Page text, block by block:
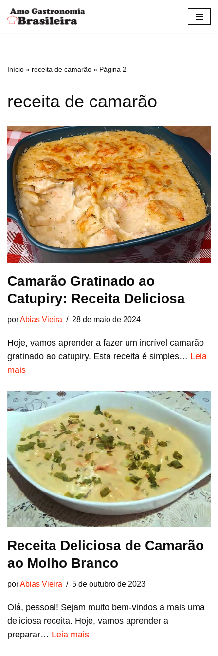
Pular
conteúdo
Início » receita de camarão » Página 2
receita de camarão
Camarão Gratinado ao
Catupiry: Receita Deliciosa
porAbias Vieira 28 de maio de 2024
Hoje, vamos aprender a fazer um incrível camarão
gratinado ao catupiry. Esta receita é simples… Leia
mais
Receita Deliciosa de Camarão
ao Molho Branco
porAbias Vieira 5 de outubro de 2023
Olá, pessoal! Sejam muito bem-vindos a mais uma
deliciosa receita. Hoje, vamos aprender a
preparar… Leia mais